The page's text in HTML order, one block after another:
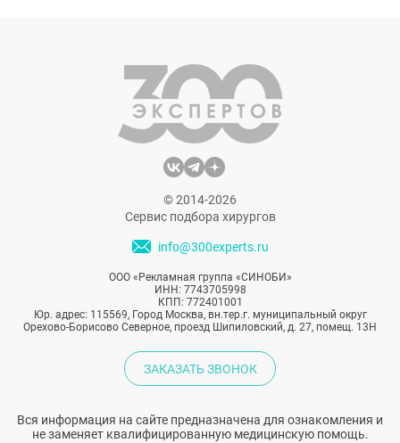
© 2014-2026
Сервис подбора хирургов
info@300experts.ru
ООО «Рекламная группа «СИНОБИ»
ИНН: 7743705998
КПП: 772401001
Юр. адрес: 115569, Город Москва, вн.тер.г. муниципальный округ
Орехово-Борисово Северное, проезд Шипиловский, д. 27, помещ. 13Н
ЗАКАЗАТЬ ЗВОНОК
Вся информация на сайте предназначена для ознакомления и
не заменяет квалифицированную медицинскую помощь.